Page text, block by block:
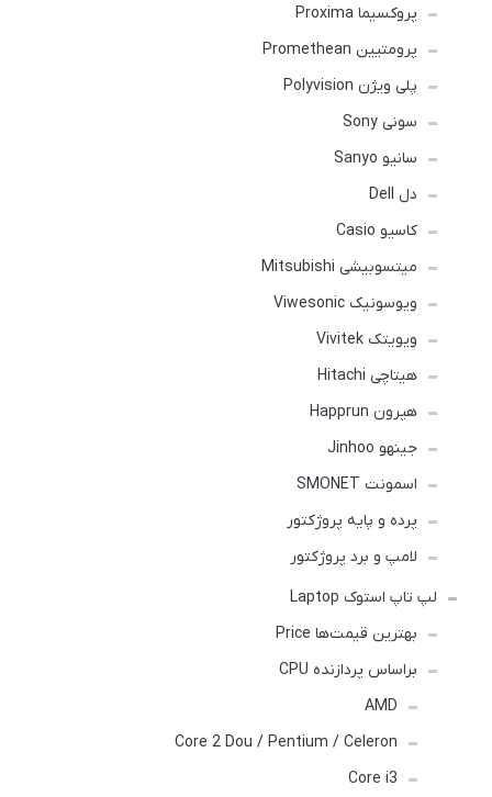
پروکسیما Proxima
پرومتیین Promethean
پلی ویژن Polyvision
سونی Sony
سانیو Sanyo
دل Dell
کاسیو Casio
میتسوبیشی Mitsubishi
ویوسونیک Viwesonic
ویویتک Vivitek
هیتاچی Hitachi
هپرون Happrun
جینهو Jinhoo
اسمونت SMONET
پرده و پایه پروژکتور
لامپ و برد پروژکتور
لپ تاپ استوک Laptop
بهترین قیمت‌ها Price
براساس پردازنده CPU
AMD
Core 2 Dou / Pentium / Celeron
Core i3